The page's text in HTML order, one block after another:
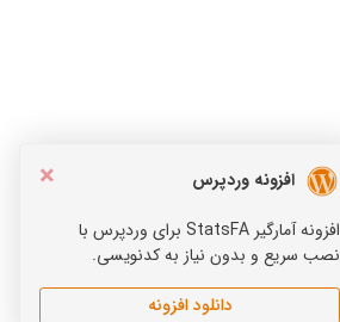
×
افزونه وردپرس
افزونه آمارگیر StatsFA برای وردپرس با
نصب سریع و بدون نیاز به کدنویسی.
دانلود افزونه